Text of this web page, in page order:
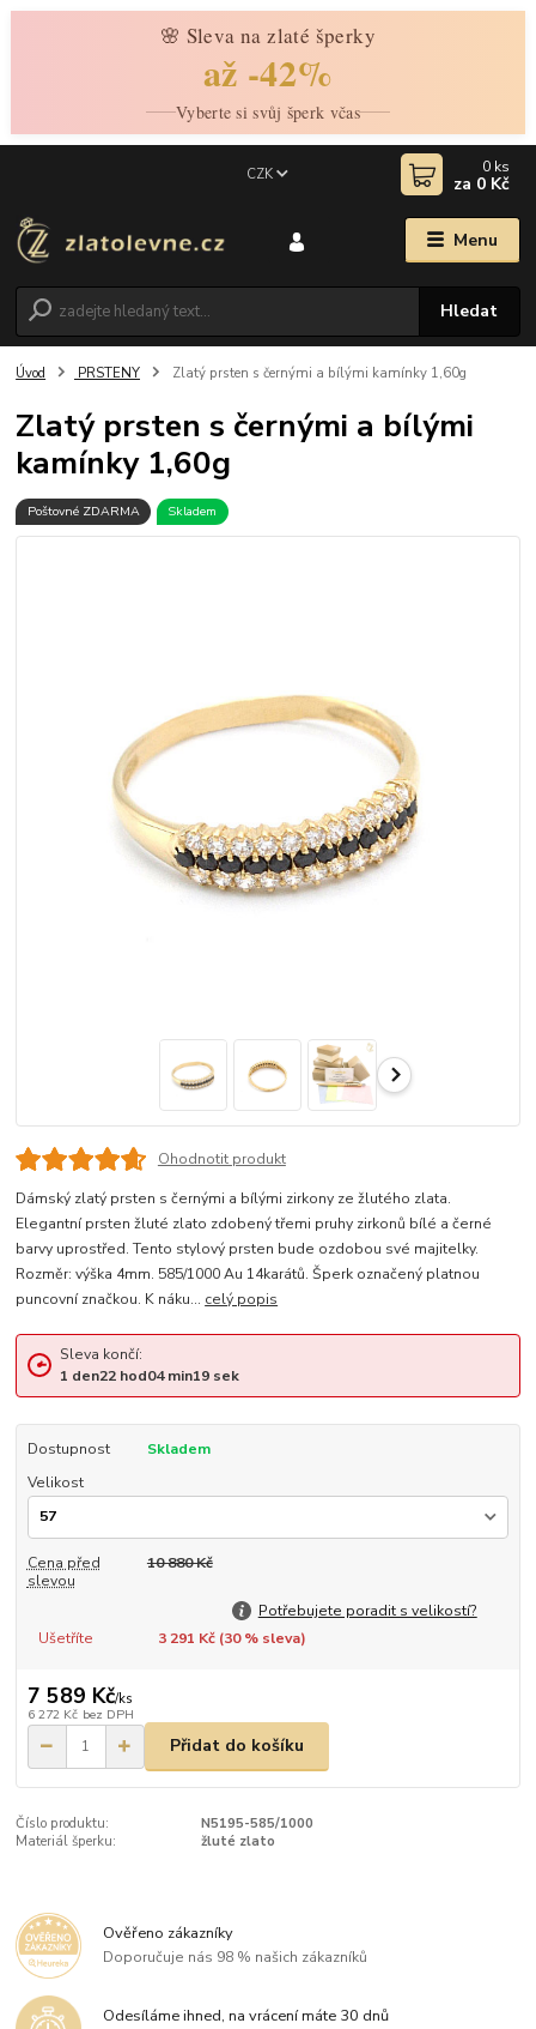
🌸 Sleva na zlaté šperky
až -42%
Vyberte si svůj šperk včas
Menu
CZK
Hledat
0 ks
za 0 Kč
Úvod PRSTENY Zlatý prsten s černými a bílými kamínky 1,60g
Zlatý prsten s černými a bílými
kamínky 1,60g
Poštovné ZDARMA Skladem
Ohodnotit produkt
Dámský zlatý prsten s černými a bílými zirkony ze žlutého zlata.
Elegantní prsten žluté zlato zdobený třemi pruhy zirkonů bílé a černé
barvy uprostřed. Tento stylový prsten bude ozdobou své majitelky.
Rozměr: výška 4mm. 585/1000 Au 14karátů. Šperk označený platnou
puncovní značkou. K náku... celý popis
Sleva končí:
1 den22hod04min18sek
Dostupnost
Skladem
Velikost
Cena před
slevou
10 880 Kč
Potřebujete poradit s velikostí?
Ušetříte
3 291 Kč (30% sleva)
7 589 Kč/ks
6 272 Kč bez DPH
Přidat do košíku
Číslo produktu:
N5195-585/1000
Materiál šperku:
žluté zlato
Ověřeno zákazníky
Doporučuje nás 98 % našich zákazníků
Odesíláme ihned, na vrácení máte 30 dnů